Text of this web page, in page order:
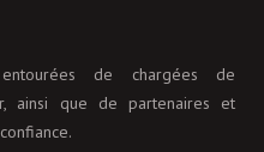
de chargées de
ainsi que de partenaires et